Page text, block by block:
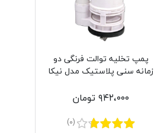
پمپ تخلیه توالت فرنگی دو
زمانه سنی پلاستیک مدل نیکا
۹۴۲،۰۰۰ تومان
(0)